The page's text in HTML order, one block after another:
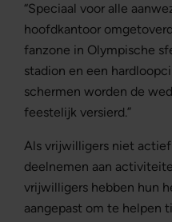
“Speciaal voor alle
hoofdkantoor
fanzone in Olympische
stadion en een
schermen worden de
feestelijk versierd.”
Als vrijwilligers niet
deelnemen aan
vrijwilligers hebben hun
aangepast om te helpen